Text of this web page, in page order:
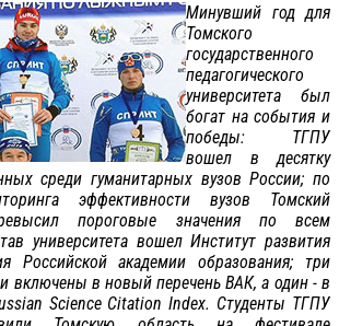
Минувший год для
Томского
государственного
педагогического
университета был
богат на события и
победы: ТГПУ
вошел в десятку
среди гуманитарных вузов России; по
эффективности вузов Томский
пороговые значения по всем
университета вошел Институт развития
Российской академии образования; три
включены в новый перечень ВАК, а один - в
Science Citation Index. Студенты ТГПУ